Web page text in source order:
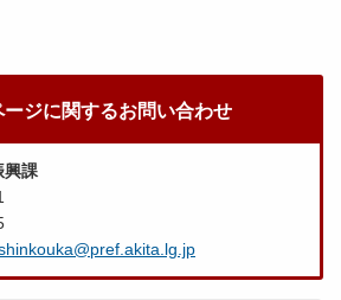
ージに関するお問い合わせ
興課